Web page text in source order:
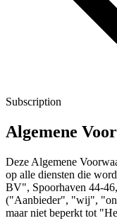
Subscription
Algemene
Deze Algemene
op alle diensten die
BV", Spoorhaven 44-
("Aanbieder", "wij",
maar niet beperkt tot